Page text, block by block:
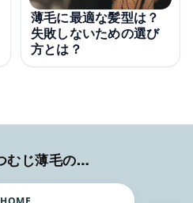
薄毛に最適な髪型は？
失敗しないための選び
方とは？
モテる髪型術！つむじ薄毛の隠し方